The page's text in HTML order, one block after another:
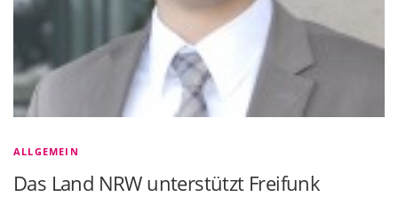
ALLGEMEIN
Das Land NRW unterstützt Freifunk